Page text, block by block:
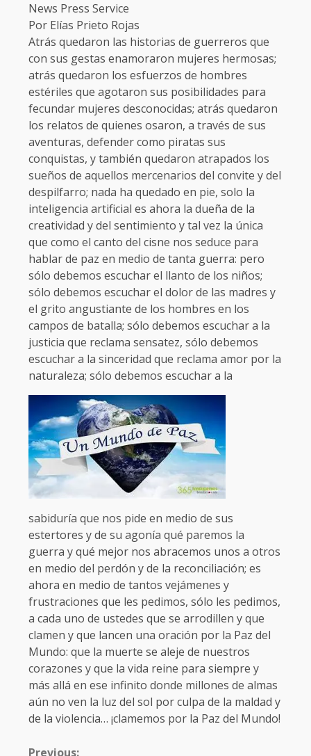
News Press Service
Por Elías Prieto Rojas
Atrás quedaron las historias de guerreros que
con sus gestas enamoraron mujeres hermosas;
atrás quedaron los esfuerzos de hombres
estériles que agotaron sus posibilidades para
fecundar mujeres desconocidas; atrás quedaron
los relatos de quienes osaron, a través de sus
aventuras, defender como piratas sus
conquistas, y también quedaron atrapados los
sueños de aquellos mercenarios del convite y del
despilfarro; nada ha quedado en pie, solo la
inteligencia artificial es ahora la dueña de la
creatividad y del sentimiento y tal vez la única
que como el canto del cisne nos seduce para
hablar de paz en medio de tanta guerra: pero
sólo debemos escuchar el llanto de los niños;
sólo debemos escuchar el dolor de las madres y
el grito angustiante de los hombres en los
campos de batalla; sólo debemos escuchar a la
justicia que reclama sensatez, sólo debemos
escuchar a la sinceridad que reclama amor por la
naturaleza; sólo debemos escuchar a la
sabiduría que nos pide en medio de sus
estertores y de su agonía qué paremos la
guerra y qué mejor nos abracemos unos a otros
en medio del perdón y de la reconciliación; es
ahora en medio de tantos vejámenes y
frustraciones que les pedimos, sólo les pedimos,
a cada uno de ustedes que se arrodillen y que
clamen y que lancen una oración por la Paz del
Mundo: que la muerte se aleje de nuestros
corazones y que la vida reine para siempre y
más allá en ese infinito donde millones de almas
aún no ven la luz del sol por culpa de la maldad y
de la violencia… ¡clamemos por la Paz del Mundo!
CONTINUE
Previous: